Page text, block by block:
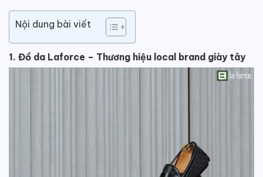
Nội dung bài viết
1. Đồ da Laforce – Thương hiệu local brand giày tây